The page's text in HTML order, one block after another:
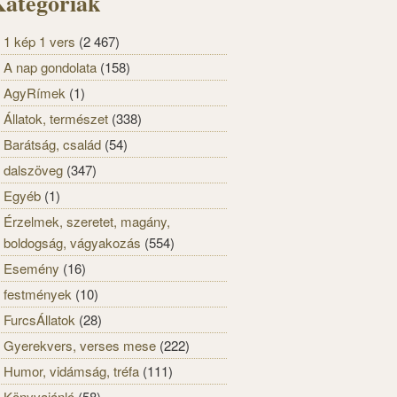
1 kép 1 vers (2 467)
A nap gondolata (158)
AgyRímek (1)
Állatok, természet (338)
Barátság, család (54)
dalszöveg (347)
Egyéb (1)
Érzelmek, szeretet, magány,
boldogság, vágyakozás (554)
Esemény (16)
festmények (10)
FurcsÁllatok (28)
Gyerekvers, verses mese (222)
Humor, vidámság, tréfa (111)